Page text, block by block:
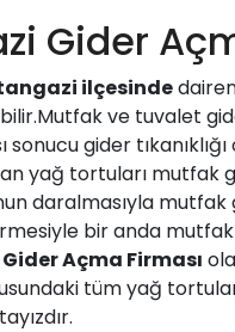
Gider
ilçesinde
ve tuvalet
sonucu gider
yağ tortuları mutfak
daralmasıyla
bir anda
Açma Firması
tüm yağ